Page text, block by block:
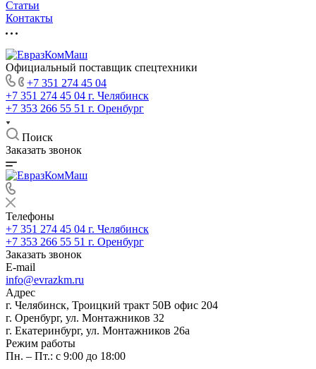
Статьи
Контакты
Официальный поставщик спецтехники
+7 351 274 45 04
+7 351 274 45 04 г. Челябинск
+7 353 266 55 51 г. Оренбург
Поиск
Заказать звонок
Телефоны
+7 351 274 45 04 г. Челябинск
+7 353 266 55 51 г. Оренбург
Заказать звонок
E-mail
info@evrazkm.ru
Адрес
г. Челябинск, Троицкий тракт 50В офис 204
г. Оренбург, ул. Монтажников 32
г. Екатеринбург, ул. Монтажников 26а
Режим работы
Пн. – Пт.: с 9:00 до 18:00